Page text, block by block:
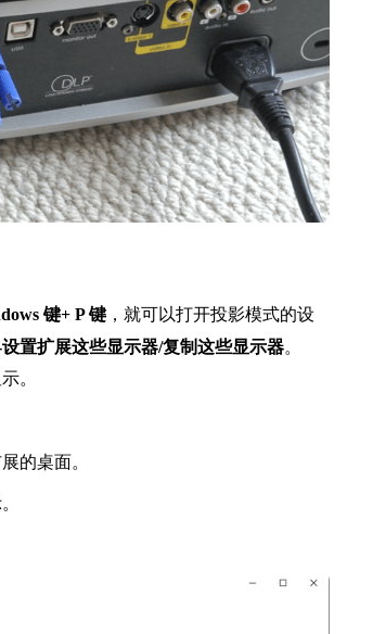
键+ P 键 ，就可以打开投影模式的设
置扩展这些显示器/复制这些显示器。
。
的桌面。